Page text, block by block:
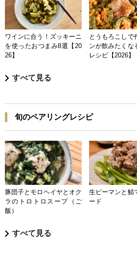
ワインに合う！ズッキーニ
を使ったおつまみ8選【20
26】
とうもろこし
ンが飲みたくな
レシピ【2026】
すべて見る
旬のペアリングレシピ
豚団子とモロヘイヤとオク
ラのトロトロスープ（ご
飯）
生ピーマンと鯖
ード
すべて見る